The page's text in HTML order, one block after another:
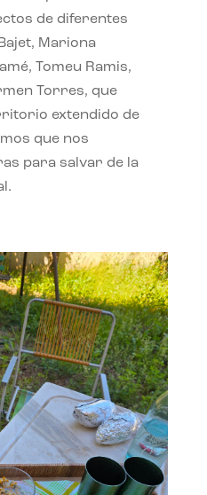
de diferentes
Mariona
Tomeu Ramis,
Torres, que
extendido de
que nos
para salvar de la